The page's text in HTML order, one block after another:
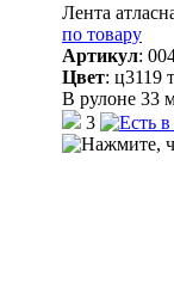
Лента
по товару
Артикул:
Цвет: ц3119
В рулоне 33
3